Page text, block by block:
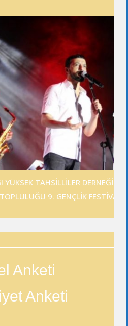
TAHSİLLİLER DERNEĞİ
9. GENÇLİK FESTİVALİ
Anketi
Anketi